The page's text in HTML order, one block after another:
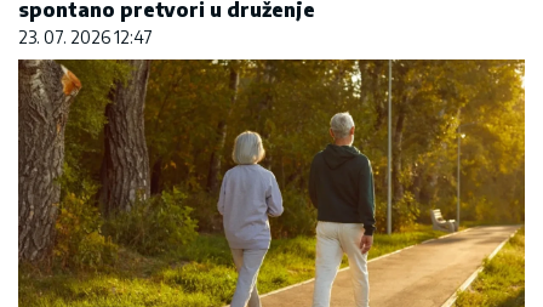
spontano pretvori u druženje
23. 07. 2026 12:47